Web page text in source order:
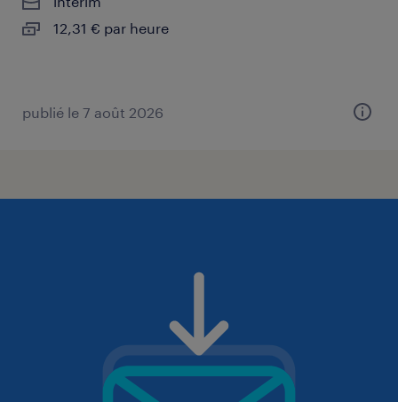
12,31 € par heure
publié le 7 août 2026